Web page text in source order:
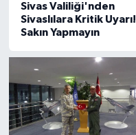
Sivas Valiliği'nden
Sivaslılara Kritik Uyarı!
Sakın Yapmayın